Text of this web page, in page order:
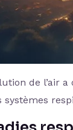
de l’air a
systèmes